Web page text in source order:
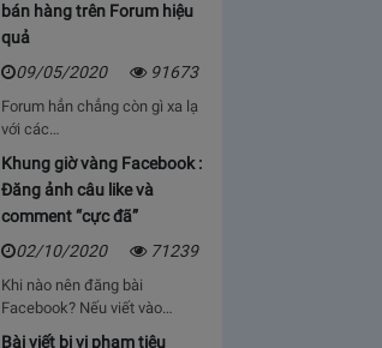
bán hàng trên Forum hiệu
quả
09/05/2020
91673
Forum hẳn chẳng còn gì xa lạ
với các…
Khung giờ vàng Facebook :
Đăng ảnh câu like và
comment “cực đã”
02/10/2020
71239
Khi nào nên đăng bài
Facebook? Nếu viết vào…
Bài viết bị vi phạm tiêu